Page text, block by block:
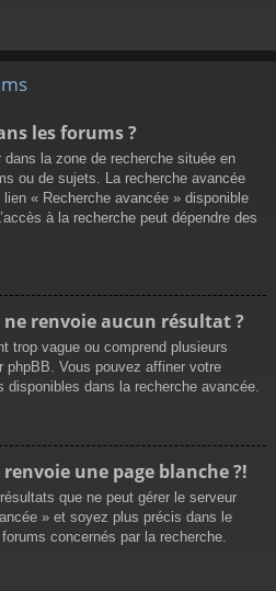
les forums ?
la zone de recherche située en
ou de sujets. La recherche avancée
« Recherche avancée » disponible
à la recherche peut dépendre des
renvoie aucun résultat ?
trop vague ou comprend plusieurs
phpBB. Vous pouvez affiner votre
disponibles dans la recherche avancée.
une page blanche ?!
que ne peut gérer le serveur
» et soyez plus précis dans le
concernés par la recherche.